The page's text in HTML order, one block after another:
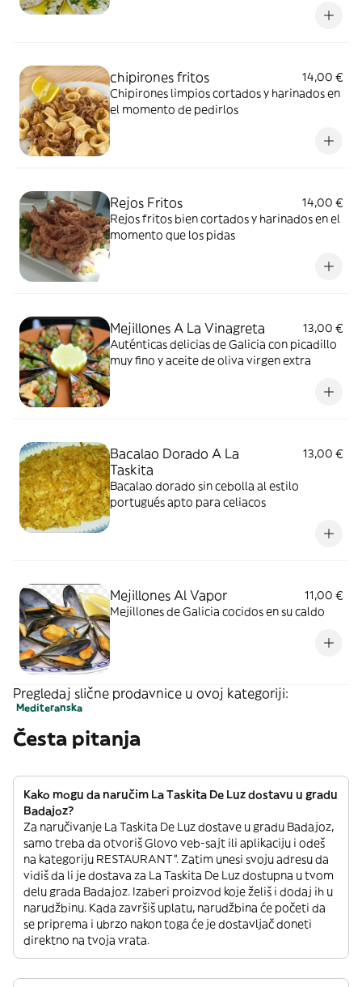
chipirones fritos
14,00 €
Chipirones limpios cortados y harinados en
el momento de pedirlos
Rejos Fritos
14,00 €
Rejos fritos bien cortados y harinados en el
momento que los pidas
Mejillones A La Vinagreta
13,00 €
Auténticas delicias de Galicia con picadillo
muy fino y aceite de oliva virgen extra
Bacalao Dorado A La
Taskita
13,00 €
Bacalao dorado sin cebolla al estilo
portugués apto para celiacos
Mejillones Al Vapor
11,00 €
Mejillones de Galicia cocidos en su caldo
Pregledaj slične prodavnice u ovoj kategoriji:
Mediteranska
Česta pitanja
Kako mogu da naručim La Taskita De Luz dostavu u gradu
Badajoz?
Za naručivanje La Taskita De Luz dostave u gradu Badajoz,
samo treba da otvoriš Glovo veb-sajt ili aplikaciju i odeš
na kategoriju RESTAURANT”. Zatim unesi svoju adresu da
vidiš da li je dostava za La Taskita De Luz dostupna u tvom
delu grada Badajoz. Izaberi proizvod koje želiš i dodaj ih u
narudžbinu. Kada završiš uplatu, narudžbina će početi da
se priprema i ubrzo nakon toga će je dostavljač doneti
direktno na tvoja vrata.